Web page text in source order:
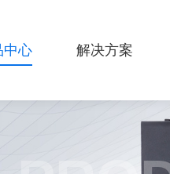
中心 解决方案